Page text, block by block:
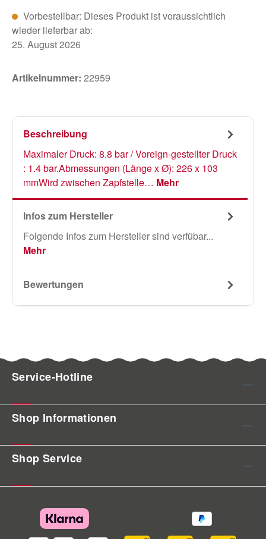
Vorbestellbar: Dieses Produkt ist voraussichtlich
wieder lieferbar ab:
25. August 2026
Artikelnummer: 22959
Beschreibung
Maximaler Druck: 8.8 bar / Voreign-gestellter Druck
: 1.4 bar.Abmessungen (Länge x Ø): 226 x 103
mmWird zwischen Zapfstelle… Mehr
Infos zum Hersteller
Folgende Infos zum Hersteller sind verfübar...
Mehr
Bewertungen
Service-Hotline
Shop Informationen
Shop Service